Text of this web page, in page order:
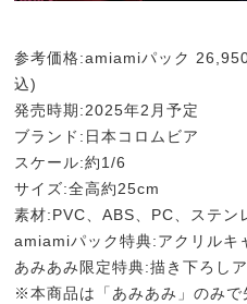
参考価格:amiamiパック
込)
発売時期:2025年2月予定
ブランド:日本コロムビア
スケール:約1/6
サイズ:全高約25cm
素材:PVC、ABS、PC、ステン
amiamiパック特典:アクリルキ
あみあみ限定特典:描き下ろし
※本商品は「あみあみ」のみで